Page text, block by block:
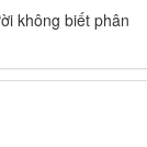
không biết phân